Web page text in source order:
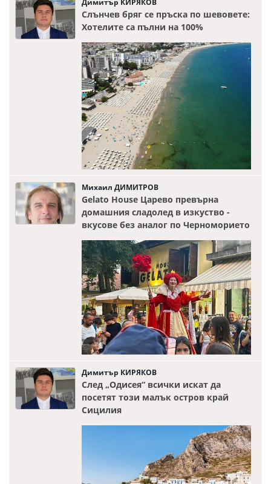
Димитър КИРЯКОВ
Слънчев бряг се пръска по шевовете:
Хотелите са пълни на 100%
Михаил ДИМИТРОВ
Gelato House Царево превърна
домашния сладолед в изкуство -
вкусове без аналог по Черноморието
Димитър КИРЯКОВ
След „Одисея“ всички искат да
посетят този малък остров край
Сицилия